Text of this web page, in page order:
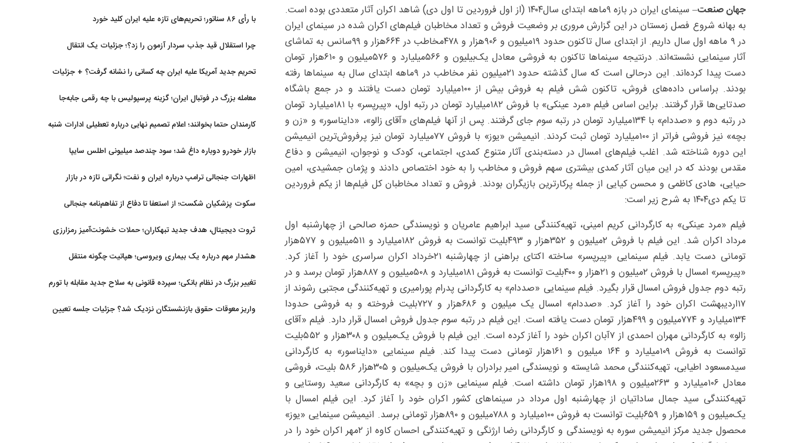
جهان صنعت
– سینمای ایران در بازه ۹‌ماهه ابتدای سال‌۱۴۰۴ (از اول فروردین تا اول دی) شاهد اکران آثار متعددی بوده است.
به بهانه شروع فصل زمستان در این گزارش مروری بر وضعیت فروش و تعداد مخاطبان فیلم‌های اکران شده در سینمای ایران
در ۹ ماهه اول سال داریم. از ابتدای سال تاکنون حدود ۱۹‌میلیون و ۹۰۶‌هزار و ۴۷۸‌مخاطب در ۶۶۴‌هزار و ۹۹‌سانس به تماشای
آثار سینمایی نشسته‌اند. درنتیجه سینماها تاکنون به فروشی معادل یک‌بیلیون و ۵۶۶‌میلیارد و ۵۷۶‌میلیون و ۶۱۰‌هزار تومان
دست پیدا کرده‌اند. این درحالی است که سال گذشته حدود ۲۱‌میلیون نفر مخاطب در ۹‌ماهه ابتدای سال به سینماها رفته
بودند. براساس داده‌های فروش، تاکنون شش فیلم به فروش بیش از ۱۰۰میلیارد تومان دست یافتند و در جمع باشگاه
صد‌تایی‌ها قرار گرفتند. براین اساس فیلم «مرد عینکی» با فروش ۱۸۲‌میلیارد تومان در رتبه اول، «پیرپسر» با ۱۸۱‌میلیارد تومان
در رتبه دوم و «صددام» با ۱۳۴‌میلیارد تومان در رتبه سوم جای گرفتند. پس از آنها فیلم‌های «آقای زالو»، «دایناسور» و «زن و
بچه» نیز فروشی فراتر از ۱۰۰میلیارد تومان ثبت کردند. انیمیشن «یوز» با فروش ۷۷‌میلیارد تومان نیز پرفروش‌ترین انیمیشن
این دوره شناخته شد. اغلب فیلم‌های امسال در دسته‌بندی آثار متنوع کمدی، اجتماعی، کودک و نوجوان، انیمیشن و دفاع
مقدس بودند که در این میان آثار کمدی بیشتری سهم فروش و مخاطب را به خود اختصاص دادند و پژمان جمشیدی، امین
حیایی، هادی کاظمی و محسن کیایی از جمله پرکارترین بازیگران بودند. فروش و تعداد مخاطبان کل فیلم‌ها از یکم فروردین
تا یکم دی‌‌۱۴۰۴ به شرح زیر است:
فیلم «مرد عینکی» به کارگردانی کریم امینی، تهیه‌کنندگی سید ابراهیم عامریان و نویسندگی حمزه صالحی از چهارشنبه اول
مرداد اکران شد. این فیلم با فروش ۲‌میلیون و ۳۵۲‌هزار و ۴۹۳‌بلیت توانست به فروش ۱۸۲‌میلیارد و ۵۱۱‌میلیون و ۵۷۷هزار
تومانی دست یابد. فیلم سینمایی «پیرپسر» ساخته اکتای براهنی از چهارشنبه ۲۱خرداد اکران سراسری خود را آغاز کرد.
«پیرپسر» امسال با فروش ۲‌میلیون و ۲۱‌هزار و ۴۰۰‌بلیت توانست به فروش ۱۸۱‌میلیارد و ۵۰۸‌میلیون و ۸۸۷هزار تومان برسد و در
رتبه دوم جدول فروش امسال قرار بگیرد. فیلم سینمایی «صددام» به کارگردانی پدرام پورامیری و تهیه‌کنندگی مجتبی رشوند از
۱۷اردیبهشت اکران خود را آغاز کرد. «صددام» امسال یک میلیون و ۶۸۶‌هزار و ۷۲۷بلیت فروخته و به فروشی حدودا
۱۳۴‌میلیارد و ۷۷۴میلیون و ۴۹۹‌‌هزار تومان دست یافته است. این فیلم در رتبه سوم جدول فروش امسال قرار دارد. فیلم «آقای
زالو» به کارگردانی مهران احمدی از ۷آبان اکران خود را آغاز کرده است. این فیلم با فروش یک‌میلیون و ۳۰۸‌هزار و ۵۵۲‌بلیت
توانست به فروش ۱۰۹‌میلیارد و ۱۶۴ میلیون و ۱۶۱‌هزار تومانی دست پیدا کند. فیلم سینمایی «دایناسور» به کارگردانی
سیدمسعود اطیابی، تهیه‌کنندگی محمد شایسته و نویسندگی امیر برادران با فروش یک‌میلیون و ۳۰۵‌هزار ۵۸۶ بلیت، فروشی
معادل ۱۰۶میلیارد و ۲۶۳‌میلیون و ۱۹۸‌هزار تومان داشته است. فیلم سینمایی «زن و بچه» به کارگردانی سعید روستایی و
تهیه‌کنندگی سید جمال ساداتیان از چهارشنبه اول مرداد در سینماهای کشور اکران خود را آغاز کرد. این فیلم امسال با
یک‌میلیون و ۱۵۹‌هزار و ۶۵۹‌بلیت توانست به فروش ۱۰۰میلیارد و ۷۸۸‌میلیون و ۸۹۰‌هزار تومانی برسد. انیمیشن سینمایی «یوز»
محصول جدید مرکز انیمیشن سوره به نویسندگی و کارگردانی رضا ارژنگی و تهیه‌کنندگی احسان کاوه از ۲مهر اکران خود را در
با رأی ۸۶ سناتور؛ تحریم‌های تازه علیه ایران کلید خورد
چرا استقلال قید جذب سردار آزمون را زد؟؛ جزئیات یک انتقال
تحریم جدید آمریکا علیه ایران چه کسانی را نشانه گرفت؟ + جزئیات
معامله بزرگ در فوتبال ایران؛ گزینه پرسپولیس با چه رقمی جابه‌جا
کارمندان حتما بخوانند؛ اعلام تصمیم نهایی درباره تعطیلی ادارات شنبه
بازار خودرو دوباره داغ شد؛ سود چندصد میلیونی اطلس سایپا
اظهارات جنجالی ترامپ درباره ایران و نفت؛ نگرانی تازه در بازار
سکوت پزشکیان شکست؛ از استعفا تا دفاع از تفاهم‌نامه جنجالی
ثروت دیجیتال، هدف جدید تبهکاران؛ حملات خشونت‌آمیز رمزارزی
هشدار مهم درباره یک بیماری ویروسی؛ هپاتیت چگونه منتقل
تغییر بزرگ در نظام بانکی؛ سپرده قانونی به سلاح جدید مقابله با تورم
واریز معوقات حقوق بازنشستگان نزدیک شد؟ جزئیات جلسه تعیین